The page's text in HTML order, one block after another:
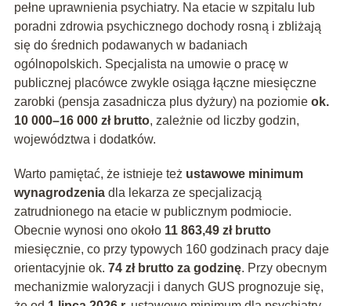
pełne uprawnienia psychiatry. Na etacie w szpitalu lub
poradni zdrowia psychicznego dochody rosną i zbliżają
się do średnich podawanych w badaniach
ogólnopolskich. Specjalista na umowie o pracę w
publicznej placówce zwykle osiąga łączne miesięczne
zarobki (pensja zasadnicza plus dyżury) na poziomie ok.
10 000–16 000 zł brutto, zależnie od liczby godzin,
województwa i dodatków.
Warto pamiętać, że istnieje też ustawowe minimum
wynagrodzeniadla lekarza ze specjalizacją
zatrudnionego na etacie w publicznym podmiocie.
Obecnie wynosi ono około 11 863,49 zł brutto
miesięcznie, co przy typowych 160 godzinach pracy daje
orientacyjnie ok. 74 zł brutto za godzinę. Przy obecnym
mechanizmie waloryzacji i danych GUS prognozuje się,